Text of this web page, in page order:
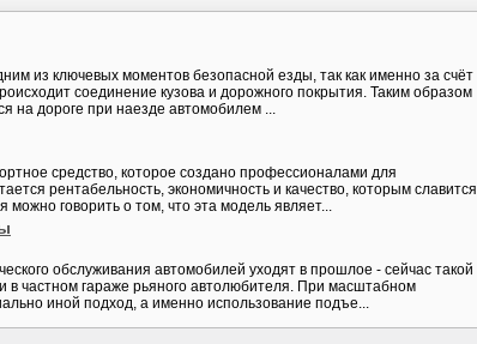
из ключевых моментов безопасной езды, так как именно за счёт
соединение кузова и дорожного покрытия. Таким образом
на дороге при наезде автомобилем ...
средство, которое создано профессионалами для
рентабельность, экономичность и качество, которым славится
говорить о том, что эта модель являет...
обслуживания автомобилей уходят в прошлое - сейчас такой
в частном гараже рьяного автолюбителя. При масштабном
иной подход, а именно использование подъе...